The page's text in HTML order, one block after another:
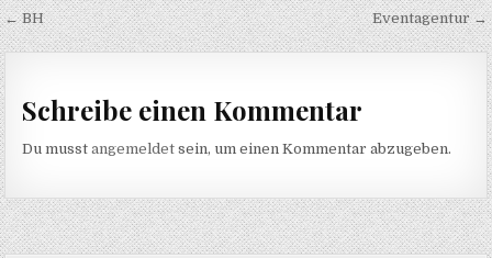
Beitragsnavigation
← BH Eventagentur →
Schreibe einen Kommentar
Du musstangemeldet sein, um einen Kommentar abzugeben.